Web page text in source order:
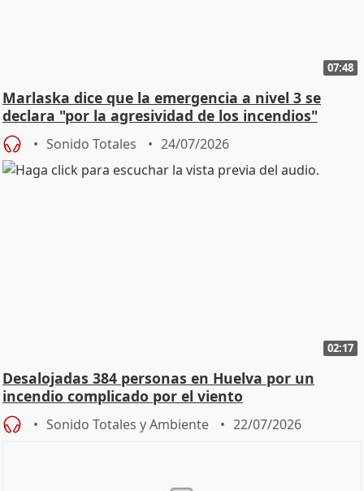
07:48
Marlaska dice que la emergencia a nivel 3 se
declara "por la agresividad de los incendios"
Sonido Totales 24/07/2026
02:17
Desalojadas 384 personas en Huelva por un
incendio complicado por el viento
Sonido Totales y Ambiente 22/07/2026